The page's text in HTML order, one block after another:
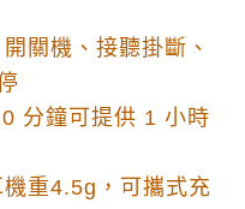
關機、接聽掛斷、
分鐘可提供 1 小時
重4.5g，可攜式充